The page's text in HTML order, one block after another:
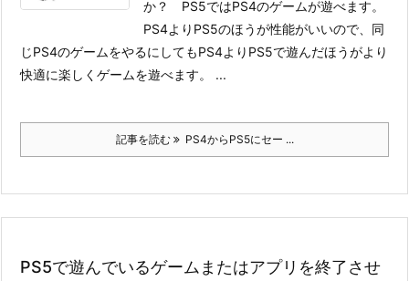
か？ PS5ではPS4のゲームが遊べます。
PS4よりPS5のほうが性能がいいので、同
じPS4のゲームをやるにしてもPS4よりPS5で遊んだほうがより
快適に楽しくゲームを遊べます。
...
記事を読む PS4からPS5にセー ...
PS5で遊んでいるゲームまたはアプリを終了させ